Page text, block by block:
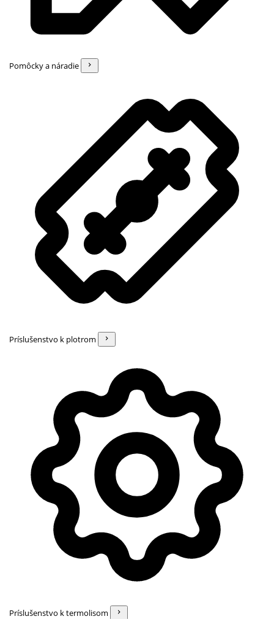
Pomôcky a náradie
Príslušenstvo k plotrom
Príslušenstvo k termolisom